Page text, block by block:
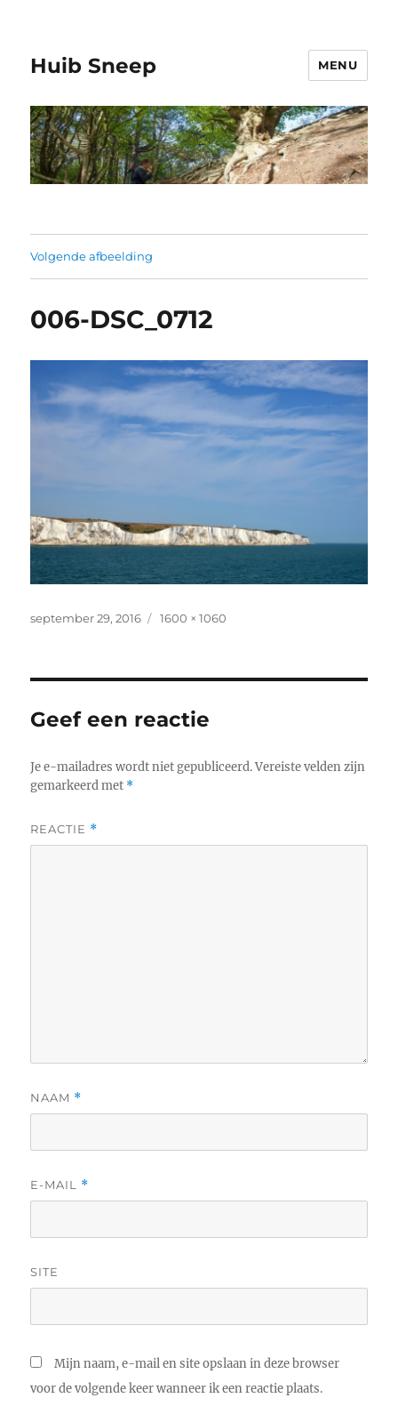
Huib Sneep MENU
Volgende afbeelding
006-DSC_0712
Geplaatst
september 29, 2016
Volledige
1600 × 1060
Geef een reactie
Je e-mailadres wordt niet gepubliceerd. Vereiste velden zijn
gemarkeerd met *
REACTIE *
NAAM *
E-MAIL *
SITE
Mijn naam, e-mail en site opslaan in deze browser
voor de volgende keer wanneer ik een reactie plaats.